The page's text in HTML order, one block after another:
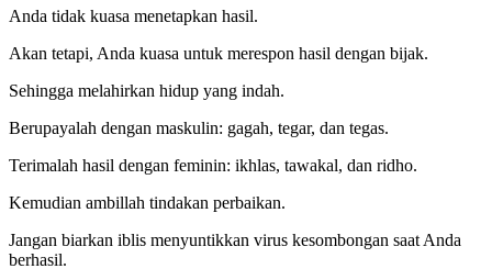
Anda tidak kuasa menetapkan hasil.
Akan tetapi, Anda kuasa untuk merespon hasil dengan bijak.
Sehingga melahirkan hidup yang indah.
Berupayalah dengan maskulin: gagah, tegar, dan tegas.
Terimalah hasil dengan feminin: ikhlas, tawakal, dan ridho.
Kemudian ambillah tindakan perbaikan.
Jangan biarkan iblis menyuntikkan virus kesombongan saat Anda
berhasil.